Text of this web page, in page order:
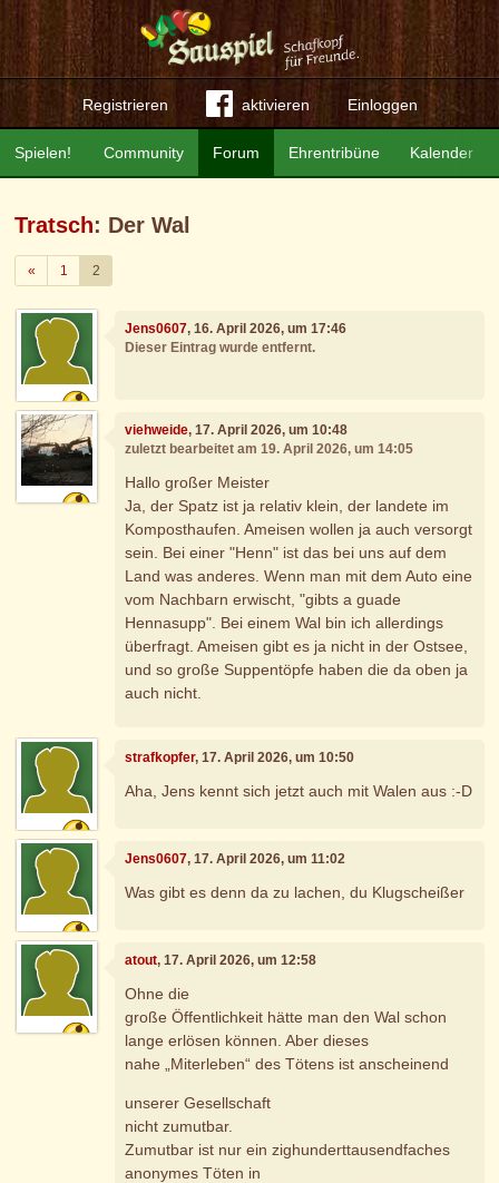
Registrieren aktivieren Einloggen
Community Forum Ehrentribüne Kalender
Spielen!
Tratsch: Der Wal
«Zurück
1 2
Jens0607, 16. April 2026, um 17:46
Dieser Eintrag wurde entfernt.
viehweide, 17. April 2026, um 10:48
zuletzt bearbeitet am 19. April 2026, um 14:05
Hallo großer Meister
Ja, der Spatz ist ja relativ klein, der landete im
Komposthaufen. Ameisen wollen ja auch versorgt
sein. Bei einer "Henn" ist das bei uns auf dem
Land was anderes. Wenn man mit dem Auto eine
vom Nachbarn erwischt, "gibts a guade
Hennasupp". Bei einem Wal bin ich allerdings
überfragt. Ameisen gibt es ja nicht in der Ostsee,
und so große Suppentöpfe haben die da oben ja
auch nicht.
strafkopfer, 17. April 2026, um 10:50
Aha, Jens kennt sich jetzt auch mit Walen aus :-D
Jens0607, 17. April 2026, um 11:02
Was gibt es denn da zu lachen, du Klugscheißer
atout, 17. April 2026, um 12:58
Ohne die
große Öffentlichkeit hätte man den Wal schon
lange erlösen können. Aber dieses
nahe „Miterleben“ des Tötens ist anscheinend
unserer Gesellschaft
nicht zumutbar.
Zumutbar ist nur ein zighunderttausendfaches
anonymes Töten in